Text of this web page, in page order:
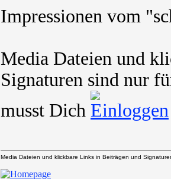
Impressionen vom
Media Dateien und
Signaturen sind nur
musst Dich
Media Dateien und klickbare Links in Beiträgen und